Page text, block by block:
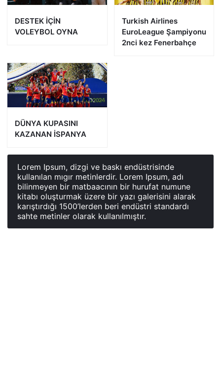
DESTEK İÇİN
VOLEYBOL OYNA
Turkish Airlines
EuroLeague Şampiyonu
2nci kez Fenerbahçe
DÜNYA KUPASINI
KAZANAN İSPANYA
Lorem Ipsum, dizgi ve baskı endüstrisinde
kullanılan mıgır metinlerdir. Lorem Ipsum, adı
bilinmeyen bir matbaacının bir hurufat numune
kitabı oluşturmak üzere bir yazı galerisini alarak
karıştırdığı 1500’lerden beri endüstri standardı
sahte metinler olarak kullanılmıştır.